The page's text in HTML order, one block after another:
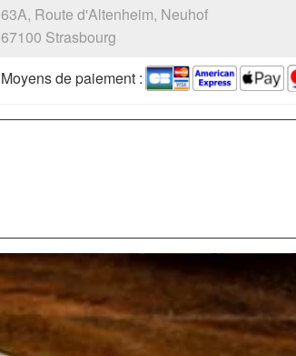
63A, Route d'Altenheim, Neuhof
67100 Strasbourg
Moyens de paiement :